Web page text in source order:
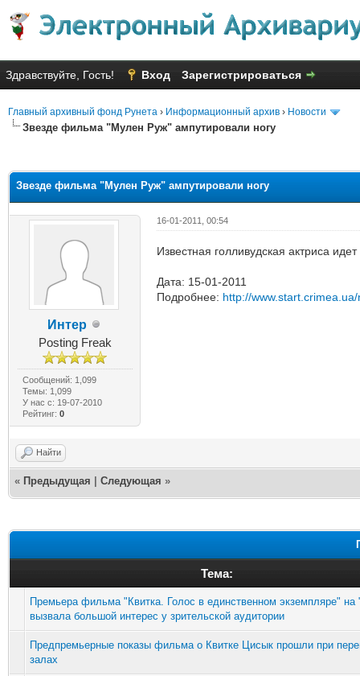
Здравствуйте, Гость! Вход Зарегистрироваться
Главный архивный фонд Рунета › Информационный архив › Новости
Звезде фильма "Мулен Руж" ампутировали ногу
Звезде фильма "Мулен Руж" ампутировали ногу
Интер
Posting Freak
Сообщений: 1,099
Темы: 1,099
У нас с: 19-07-2010
Рейтинг: 0
16-01-2011, 00:54
Известная голливудская актриса
Дата: 15-01-2011
Подробнее: http://
Найти
« Предыдущая Следующая »
Тема:
Премьера фильма "Квитка. Голос в единственном экземпляре" на
вызвала большой интерес у зрительской аудитории
Предпремьерные показы фильма о Квитке Цисык прошли при
залах